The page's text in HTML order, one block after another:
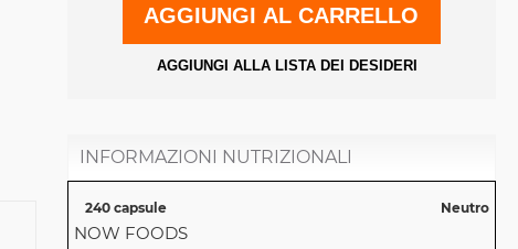
AGGIUNGI AL CARRELLO
AGGIUNGI ALLA LISTA DEI DESIDERI
INFORMAZIONI NUTRIZIONALI
240 capsule Neutro
NOW FOODS